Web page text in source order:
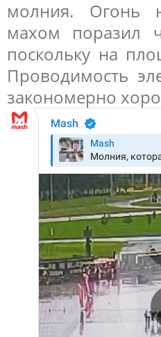
молния. Огонь
махом поразил
поскольку на
Проводимость
закономерно